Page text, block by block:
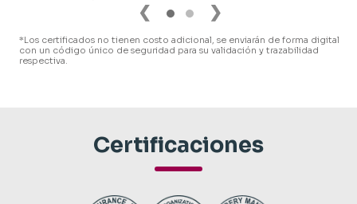
❮ ❯
*Los certificados no tienen costo adicional, se enviarán de forma digital
con un código único de seguridad para su validación y trazabilidad
respectiva.
Certificaciones